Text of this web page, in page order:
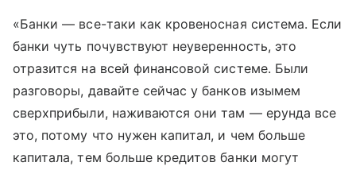
«Банки — все-таки как кровеносная система. Если
банки чуть почувствуют неуверенность, это
отразится на всей финансовой системе. Были
разговоры, давайте сейчас у банков изымем
сверхприбыли, наживаются они там — ерунда все
это, потому что нужен капитал, и чем больше
капитала, тем больше кредитов банки могут